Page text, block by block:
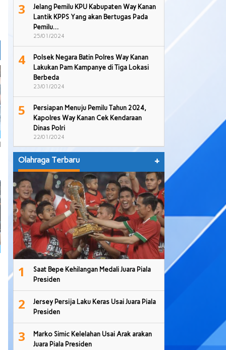
3
Jelang Pemilu KPU Kabupaten Way Kanan
Lantik KPPS Yang akan Bertugas Pada
Pemilu…
25/01/2024
4
Polsek Negara Batin Polres Way Kanan
Lakukan Pam Kampanye di Tiga Lokasi
Berbeda
23/01/2024
5
Persiapan Menuju Pemilu Tahun 2024,
Kapolres Way Kanan Cek Kendaraan
Dinas Polri
22/01/2024
Olahraga Terbaru +
1
Saat Bepe Kehilangan Medali Juara Piala
Presiden
2
Jersey Persija Laku Keras Usai Juara Piala
Presiden
3
Marko Simic Kelelahan Usai Arak arakan
Juara Piala Presiden